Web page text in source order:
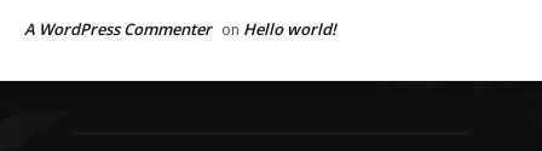
A WordPress Commenter on Hello world!